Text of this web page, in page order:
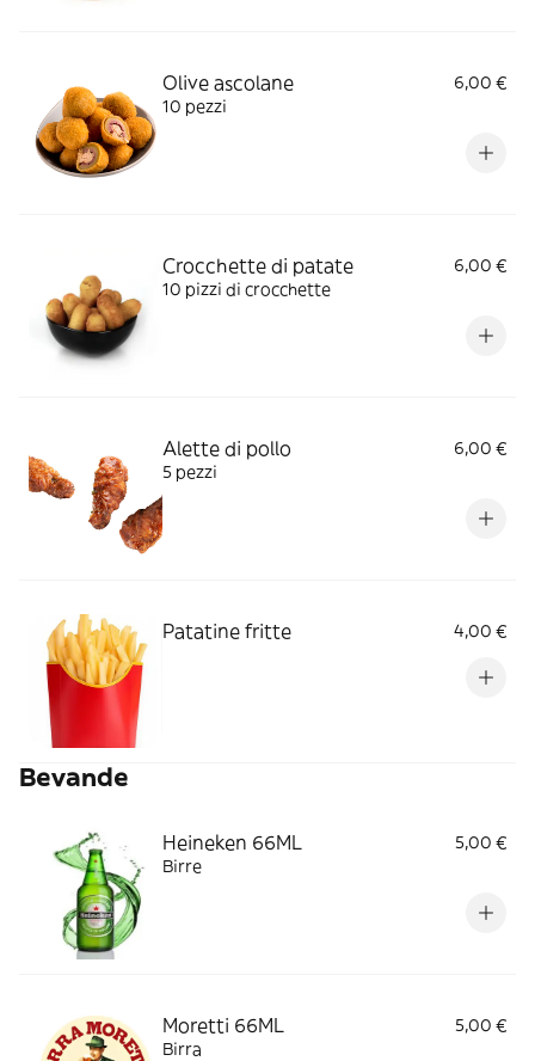
Olive ascolane
6,00 €
10 pezzi
Crocchette di patate
6,00 €
10 pizzi di crocchette
Alette di pollo
6,00 €
5 pezzi
Patatine fritte 4,00 €
Bevande
Heineken 66ML
5,00 €
Birre
Moretti 66ML
5,00 €
Birra